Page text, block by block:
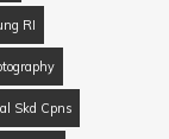
RI
Skd Cpns